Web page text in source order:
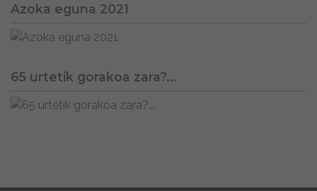
Azoka eguna 2021
65 urtetik gorakoa zara?...